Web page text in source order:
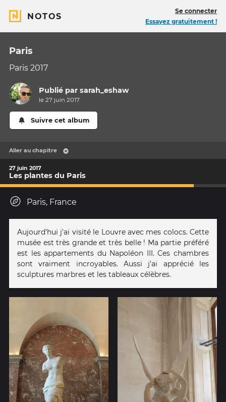
NOTOS
Se connecter
Essayez gratuitement !
Paris
Paris 2017
Publié parsarah_eshaw
le 27 juin 2017
Suivre cet album
Aller au chapitre
27 juin 2017
Les plantes du Paris
Paris, France
Aujourd'hui j'ai visité le Louvre avec mes colocs. Cette
musée est très grande et très belle ! Ma partie préféré
est les appartements du Napoléon III. Ces chambres
sont vraiment incroyables. Aussi j'ai apprécié les
sculptures marbres et les tableaux célèbres.